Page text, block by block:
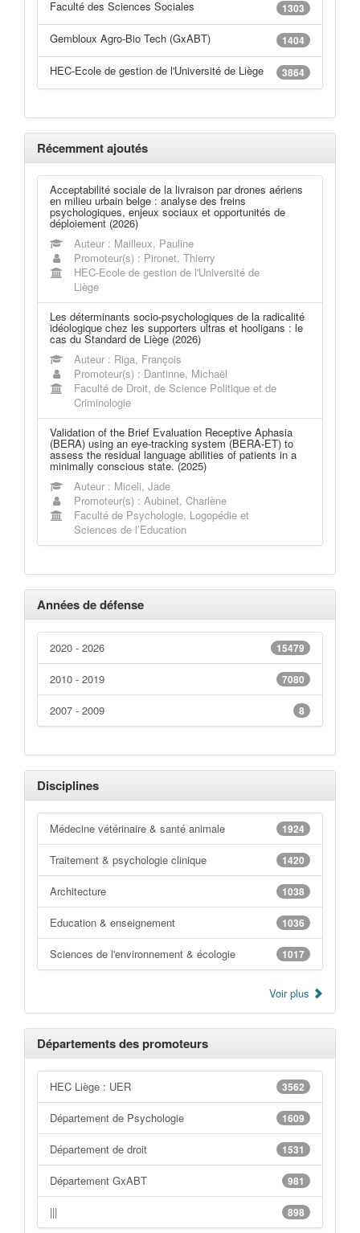
Faculté des Sciences Sociales 1303
Gembloux Agro-Bio Tech (GxABT) 1404
HEC-Ecole de gestion de l'Université de Liège 3864
Récemment ajoutés
Acceptabilité sociale de la livraison par drones aériens
en milieu urbain belge : analyse des freins
psychologiques, enjeux sociaux et opportunités de
déploiement (2026)
Auteur : Mailleux, Pauline
Promoteur(s) : Pironet, Thierry
HEC-Ecole de gestion de l'Université de
Liège
Les déterminants socio-psychologiques de la radicalité
idéologique chez les supporters ultras et hooligans : le
cas du Standard de Liège (2026)
Auteur : Riga, François
Promoteur(s) : Dantinne, Michaël
Faculté de Droit, de Science Politique et de
Criminologie
Validation of the Brief Evaluation Receptive Aphasia
(BERA) using an eye-tracking system (BERA-ET) to
assess the residual language abilities of patients in a
minimally conscious state. (2025)
Auteur : Miceli, Jade
Promoteur(s) : Aubinet, Charlène
Faculté de Psychologie, Logopédie et
Sciences de l’Education
Années de défense
15479
2020 - 2026
7080
2010 - 2019
8
2007 - 2009
Disciplines
1924
Médecine vétérinaire & santé animale
1420
Traitement & psychologie clinique
1038
Architecture
1036
Education & enseignement
1017
Sciences de l'environnement & écologie
Voir plus
Départements des promoteurs
3562
HEC Liège : UER
1609
Département de Psychologie
1531
Département de droit
981
Département GxABT
898
|||